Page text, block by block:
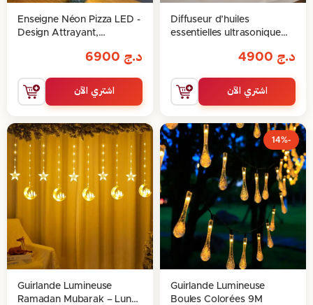
Diffuseur d’huiles
essentielles ultrasonique
télécommande et lumières
د.ج
اشتري الآن
Enseigne Néon Pizza LED -
Design Attrayant,
د.ج
اشتري الآن
-14%
Guirlande Lumineuse
Boules Colorées 9M
Guirlande Lumineuse
Ramadan Mubarak – Lune